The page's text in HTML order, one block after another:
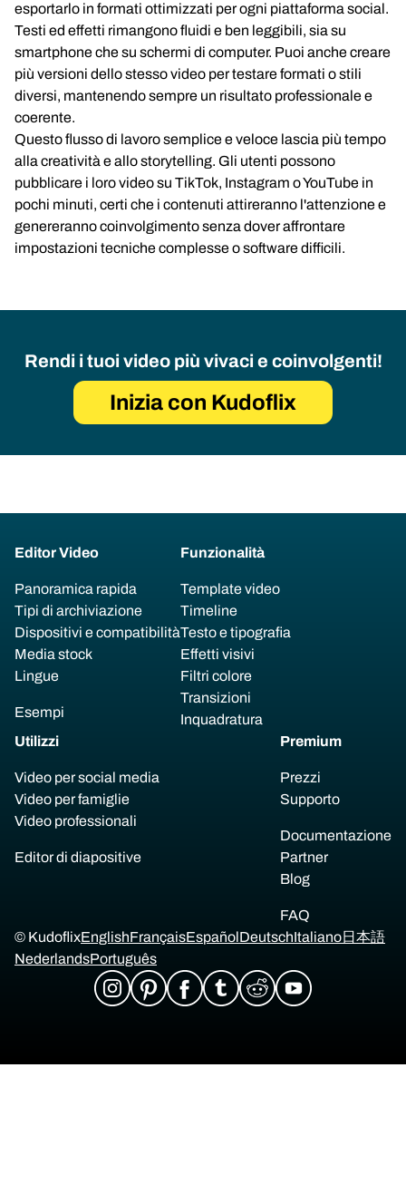
esportarlo in formati ottimizzati per ogni piattaforma social.
Testi ed effetti rimangono fluidi e ben leggibili, sia su
smartphone che su schermi di computer. Puoi anche creare
più versioni dello stesso video per testare formati o stili
diversi, mantenendo sempre un risultato professionale e
coerente.
Questo flusso di lavoro semplice e veloce lascia più tempo
alla creatività e allo storytelling. Gli utenti possono
pubblicare i loro video su TikTok, Instagram o YouTube in
pochi minuti, certi che i contenuti attireranno l'attenzione e
genereranno coinvolgimento senza dover affrontare
impostazioni tecniche complesse o software difficili.
Rendi i tuoi video più vivaci e coinvolgenti!
Inizia con Kudoflix
Editor Video
Panoramica rapida
Tipi di archiviazione
Dispositivi e compatibilità
Media stock
Lingue
Esempi
Funzionalità
Template video
Timeline
Testo e tipografia
Effetti visivi
Filtri colore
Transizioni
Inquadratura
Utilizzi
Video per social media
Video per famiglie
Video professionali
Editor di diapositive
Premium
Prezzi
Supporto
Documentazione
Partner
Blog
FAQ
© KudoflixEnglishFrançaisEspañolDeutschItaliano日本語
NederlandsPortuguês